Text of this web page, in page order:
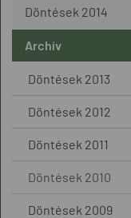
Döntések 2014
Archív
Döntések 2013
Döntések 2012
Döntések 2011
Döntések 2010
Döntések 2009